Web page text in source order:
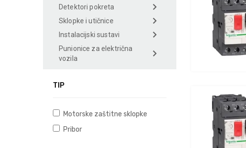
Detektori pokreta
Sklopke i utičnice
Instalacijski sustavi
Punionice za električna
vozila
TIP
Motorske zaštitne sklopke
Pribor